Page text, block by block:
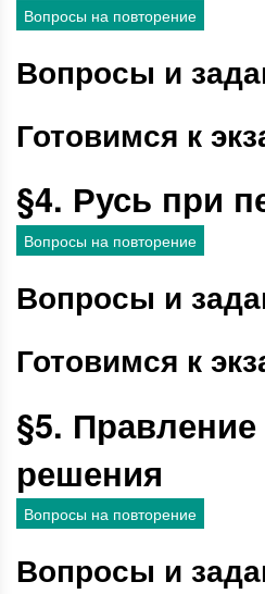
Вопросы на повторение
Вопросы и
Готовимся к
§4. Русь при
Вопросы на повторение
Вопросы и
Готовимся к
§5.
решения
Вопросы на повторение
Вопросы и